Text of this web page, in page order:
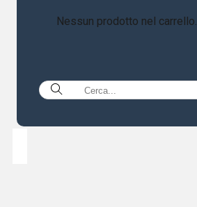
Nessun prodotto nel carrello.